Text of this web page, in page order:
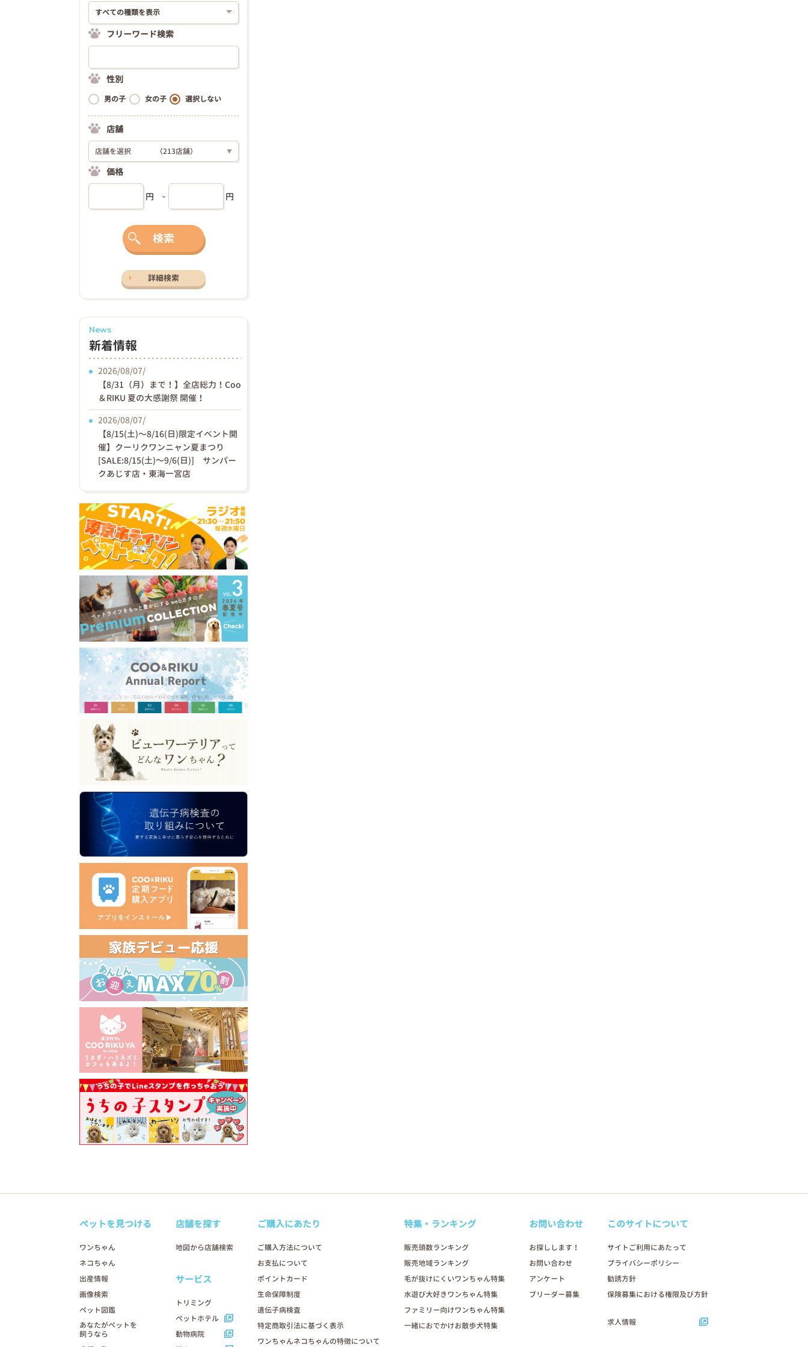
フリーワード検索
性別
男の子 女の子 選択しない
店舗
店舗を選択 （213店舗） ▼
価格
円 円
検索
詳細検索
News
新着情報
2026/08/07/
【8/31（月）まで！】全店総力！Coo
＆RIKU 夏の大感謝祭 開催！
2026/08/07/
【8/15(土)〜8/16(日)限定イベント開
催】クーリクワンニャン夏まつり
[SALE:8/15(土)～9/6(日)] サンパー
クあじす店・東海一宮店
ペットを見つける
ワンちゃん
ネコちゃん
出産情報
画像検索
ペット図鑑
あなたがペットを
飼うなら
店舗を探す
地図から店舗検索
サービス
トリミング
ペットホテル
動物病院
ご購入にあたり
ご購入方法について
お支払について
ポイントカード
生命保障制度
遺伝子病検査
特定商取引法に基づく表示
ワンちゃんネコちゃんの特徴について
特集・ランキング
販売頭数ランキング
販売地域ランキング
毛が抜けにくいワンちゃん特集
水遊び大好きワンちゃん特集
ファミリー向けワンちゃん特集
一緒におでかけお散歩犬特集
お問い合わせ
お探しします！
お問い合わせ
アンケート
ブリーダー募集
このサイトについて
サイトご利用にあたって
プライバシーポリシー
勧誘方針
保険募集における権限及び方針
求人情報